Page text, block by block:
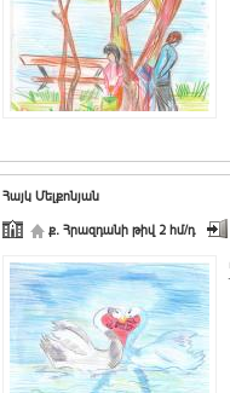
Հայկ Մելքոնյան
ք. Հրազդանի թիվ 2 հմ/դ